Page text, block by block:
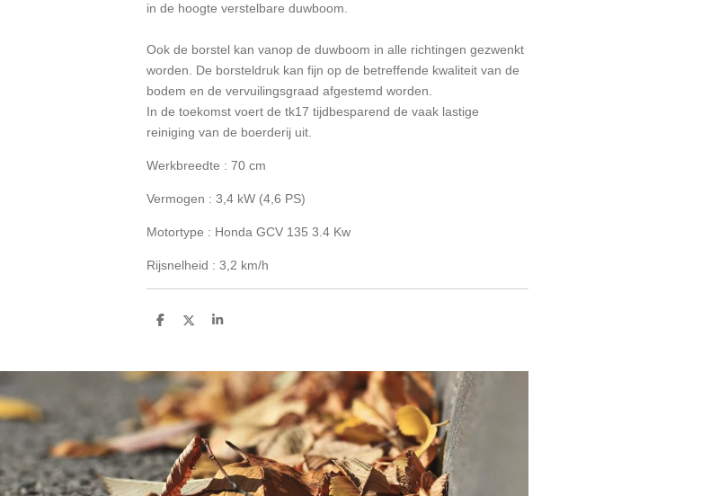
in de hoogte verstelbare duwboom.
Ook de borstel kan vanop de duwboom in alle richtingen gezwenkt
worden. De borsteldruk kan fijn op de betreffende kwaliteit van de
bodem en de vervuilingsgraad afgestemd worden.
In de toekomst voert de tk17 tijdbesparend de vaak lastige
reiniging van de boerderij uit.
Werkbreedte : 70 cm
Vermogen : 3,4 kW (4,6 PS)
Motortype : Honda GCV 135 3.4 Kw
Rijsnelheid : 3,2 km/h
D
n
D
S
e